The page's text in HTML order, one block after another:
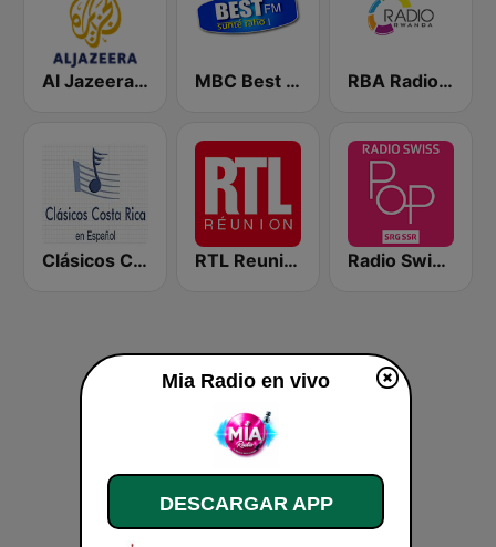
Al Jazeera Arabic (قناة الجزيرة) MBC Best FM RBA Radio Rwanda
Clásicos Costa Rica Español RTL Reunion Radio Swiss Pop
Mia Radio en vivo
DESCARGAR APP